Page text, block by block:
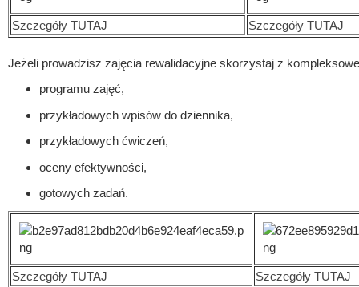
Szczegóły TUTAJ Szczegóły TUTAJ
Jeżeli prowadzisz zajęcia rewalidacyjne skorzystaj z
programu zajęć,
przykładowych wpisów do dziennika,
przykładowych ćwiczeń,
oceny efektywności,
gotowych zadań.
Szczegóły TUTAJ Szczegóły TUTAJ